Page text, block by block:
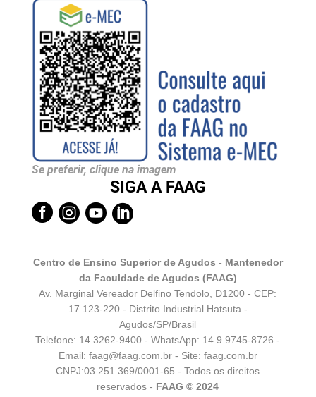
Se preferir, clique na imagem
SIGA A FAAG
   
Centro de Ensino Superior de Agudos - Mantenedor
da Faculdade de Agudos (FAAG)
Av. Marginal Vereador Delfino Tendolo, D1200 - CEP:
17.123-220 - Distrito Industrial Hatsuta -
Agudos/SP/Brasil
Telefone: 14 3262-9400 - WhatsApp: 14 9 9745-8726-
Email: faag@faag.com.br- Site: faag.com.br
CNPJ:03.251.369/0001-65 - Todos os direitos
reservados - FAAG © 2024